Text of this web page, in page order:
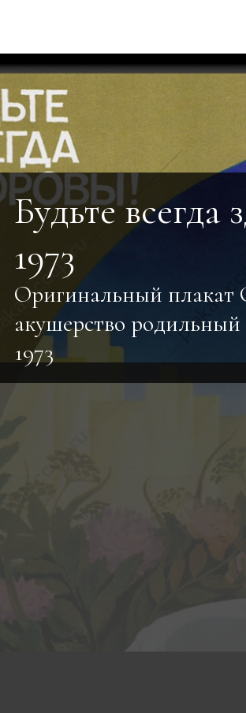
Будьте всегда
1973
Оригинальный
акушерство
1973